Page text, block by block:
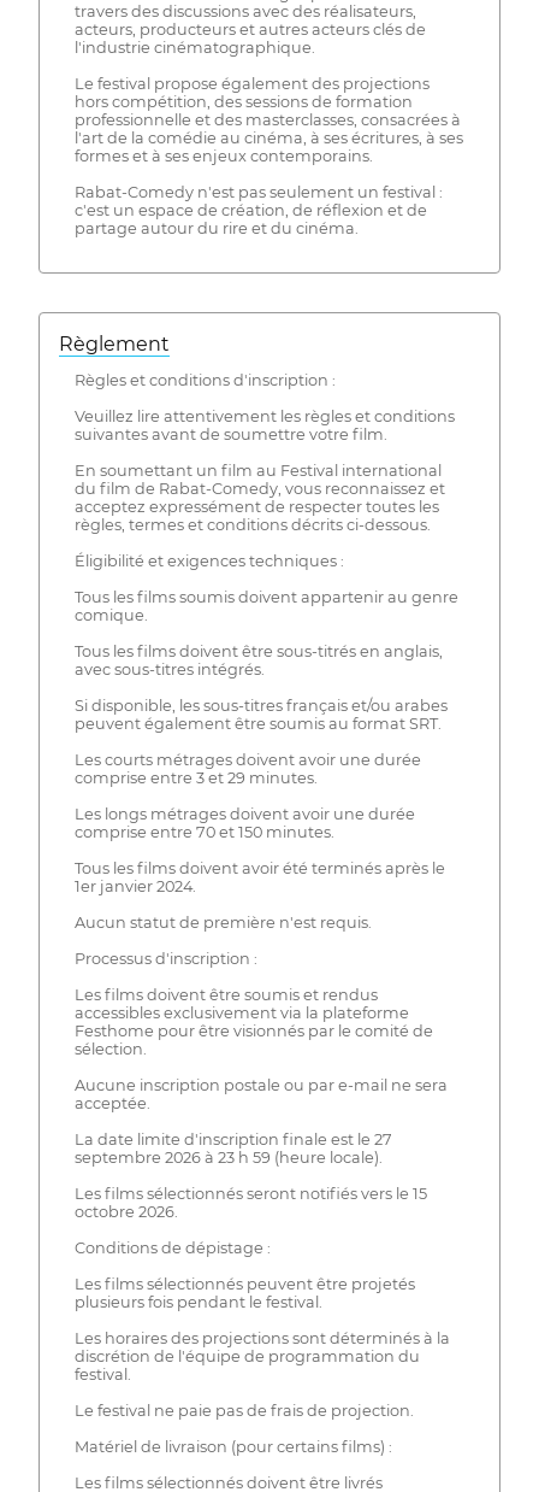
travers des discussions avec des réalisateurs,
acteurs, producteurs et autres acteurs clés de
l'industrie cinématographique.
Le festival propose également des projections
hors compétition, des sessions de formation
professionnelle et des masterclasses, consacrées à
l'art de la comédie au cinéma, à ses écritures, à ses
formes et à ses enjeux contemporains.
Rabat-Comedy n'est pas seulement un festival :
c'est un espace de création, de réflexion et de
partage autour du rire et du cinéma.
Règlement
Règles et conditions d'inscription :
Veuillez lire attentivement les règles et conditions
suivantes avant de soumettre votre film.
En soumettant un film au Festival international
du film de Rabat-Comedy, vous reconnaissez et
acceptez expressément de respecter toutes les
règles, termes et conditions décrits ci-dessous.
Éligibilité et exigences techniques :
Tous les films soumis doivent appartenir au genre
comique.
Tous les films doivent être sous-titrés en anglais,
avec sous-titres intégrés.
Si disponible, les sous-titres français et/ou arabes
peuvent également être soumis au format SRT.
Les courts métrages doivent avoir une durée
comprise entre 3 et 29 minutes.
Les longs métrages doivent avoir une durée
comprise entre 70 et 150 minutes.
Tous les films doivent avoir été terminés après le
1er janvier 2024.
Aucun statut de première n'est requis.
Processus d'inscription :
Les films doivent être soumis et rendus
accessibles exclusivement via la plateforme
Festhome pour être visionnés par le comité de
sélection.
Aucune inscription postale ou par e-mail ne sera
acceptée.
La date limite d'inscription finale est le 27
septembre 2026 à 23 h 59 (heure locale).
Les films sélectionnés seront notifiés vers le 15
octobre 2026.
Conditions de dépistage :
Les films sélectionnés peuvent être projetés
plusieurs fois pendant le festival.
Les horaires des projections sont déterminés à la
discrétion de l'équipe de programmation du
festival.
Le festival ne paie pas de frais de projection.
Matériel de livraison (pour certains films) :
Les films sélectionnés doivent être livrés